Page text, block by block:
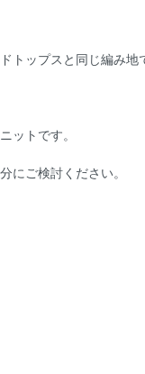
トップスと同じ編み地
ットです。
にご検討ください。